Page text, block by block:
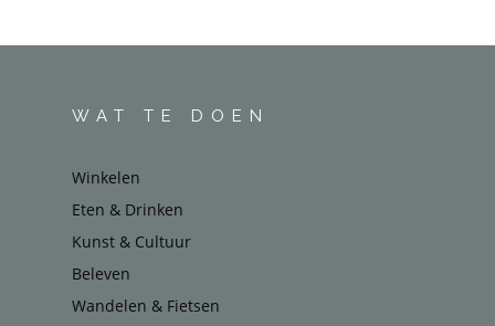
WAT TE DOEN
Winkelen
Eten & Drinken
Kunst & Cultuur
Beleven
Wandelen & Fietsen